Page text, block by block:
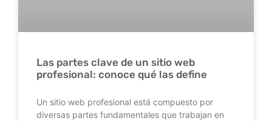
Las partes clave de un sitio web
profesional: conoce qué las define
Un sitio web profesional está compuesto por
diversas partes fundamentales que trabajan en